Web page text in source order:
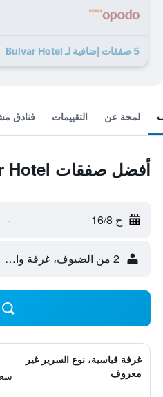
5 صفقات إضافية لـ Bulvar Hotel
لمحة عن التقييمات فنادق
أفضل صفقات Bulvar Hotel
ح 16/8 -
2 من الضيوف، غرفة واحدة
غرفة قياسية، نوع السرير غير
معروف